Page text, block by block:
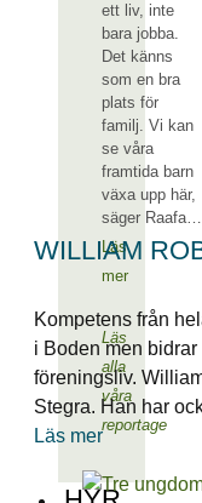
ett liv, inte
bara jobba.
Det känns
som en bra
plats för
familj. Vi kan
se våra
framtida barn
växa upp här,
säger Raafa…
Läs
mer
Läs
alla
våra
reportage
WILLIAM
Kompetens från
i Boden men
föreningsliv.
Stegra. Han har
Läs mer